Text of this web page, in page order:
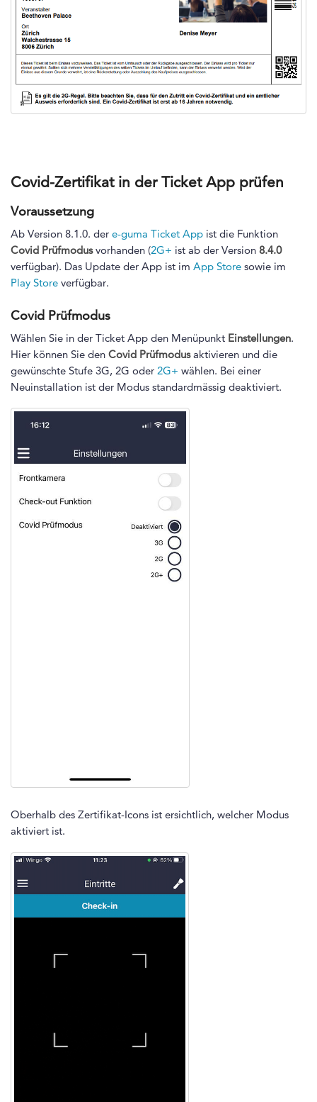
Covid-Zertifikat in der Ticket App prüfen
Voraussetzung
Ab Version 8.1.0. der e-guma Ticket App ist die Funktion
Covid Prüfmodusvorhanden (2G+ ist ab der Version 8.4.0
verfügbar). Das Update der App ist im App Store sowie im
Play Store verfügbar.
Covid Prüfmodus
Wählen Sie in der Ticket App den Menüpunkt Einstellungen.
Hier können Sie den Covid Prüfmodusaktivieren und die
gewünschte Stufe 3G, 2G oder 2G+ wählen. Bei einer
Neuinstallation ist der Modus standardmässig deaktiviert.
Oberhalb des Zertifikat-Icons ist ersichtlich, welcher Modus
aktiviert ist.